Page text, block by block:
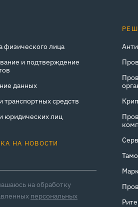
физического лица
и подтверждение
данных
транспортных средств
юридических лиц
НА НОВОСТИ
на обработку
персональных